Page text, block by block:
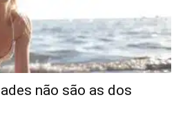
não são as dos